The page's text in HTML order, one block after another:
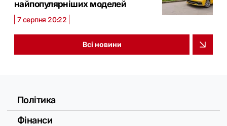
найпопулярніших моделей
7 серпня 20:22
Всі новини
Політика
Фінанси